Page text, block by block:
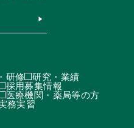
研修
研究・業績
採用募集情報
医療機関・薬局等の方
務実習